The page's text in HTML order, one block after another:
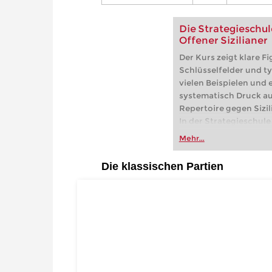
Die
Offener Sizilianer
Der Kurs zeigt klare
Schlüsselfelder und
vielen Beispielen und
systematisch Druck
Repertoire gegen
In der
im Mittelpunkt – eine
lernen, vermittelt
Mehr...
Die klassischen Partien